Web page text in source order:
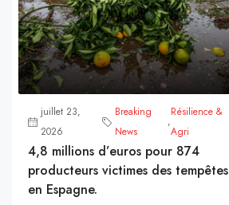
juillet 23,
2026
Breaking
News
,
Résilience &
Agri
4,8 millions d’euros pour 874
producteurs victimes des tempêtes
en Espagne.